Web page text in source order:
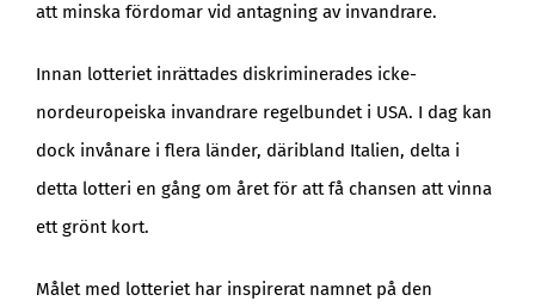
att minska fördomar vid antagning av invandrare.
Innan lotteriet inrättades diskriminerades icke-
nordeuropeiska invandrare regelbundet i USA. I dag kan
dock invånare i flera länder, däribland Italien, delta i
detta lotteri en gång om året för att få chansen att vinna
ett grönt kort.
Målet med lotteriet har inspirerat namnet på den